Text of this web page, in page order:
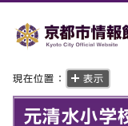
現在位置： 表示
元清水小学